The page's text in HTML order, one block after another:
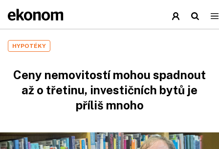
HYPOTÉKY
Ceny nemovitostí mohou spadnout
až o třetinu, investičních bytů je
příliš mnoho